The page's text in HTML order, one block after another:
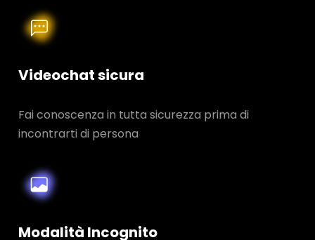
Videochat sicura
Fai conoscenza in tutta sicurezza prima di
incontrarti di persona
Modalità Incognito